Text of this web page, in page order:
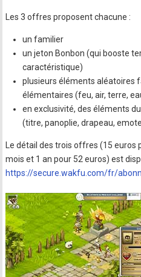
Les 3 offres proposent chacune :
un familier
un jeton Bonbon (qui booste
caractéristique)
plusieurs éléments aléatoires
élémentaires (feu, air, terre,
en exclusivité, des éléments
(titre, panoplie, drapeau,
Le détail des trois offres (15 euros
mois et 1 an pour 52 euros) est
https://secure.wakfu.com/fr/